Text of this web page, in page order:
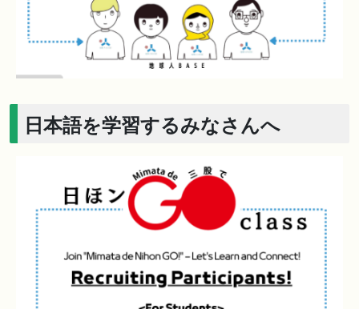
日本語を学習するみなさんへ